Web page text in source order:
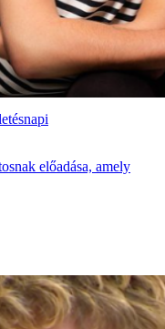
előadása, amely